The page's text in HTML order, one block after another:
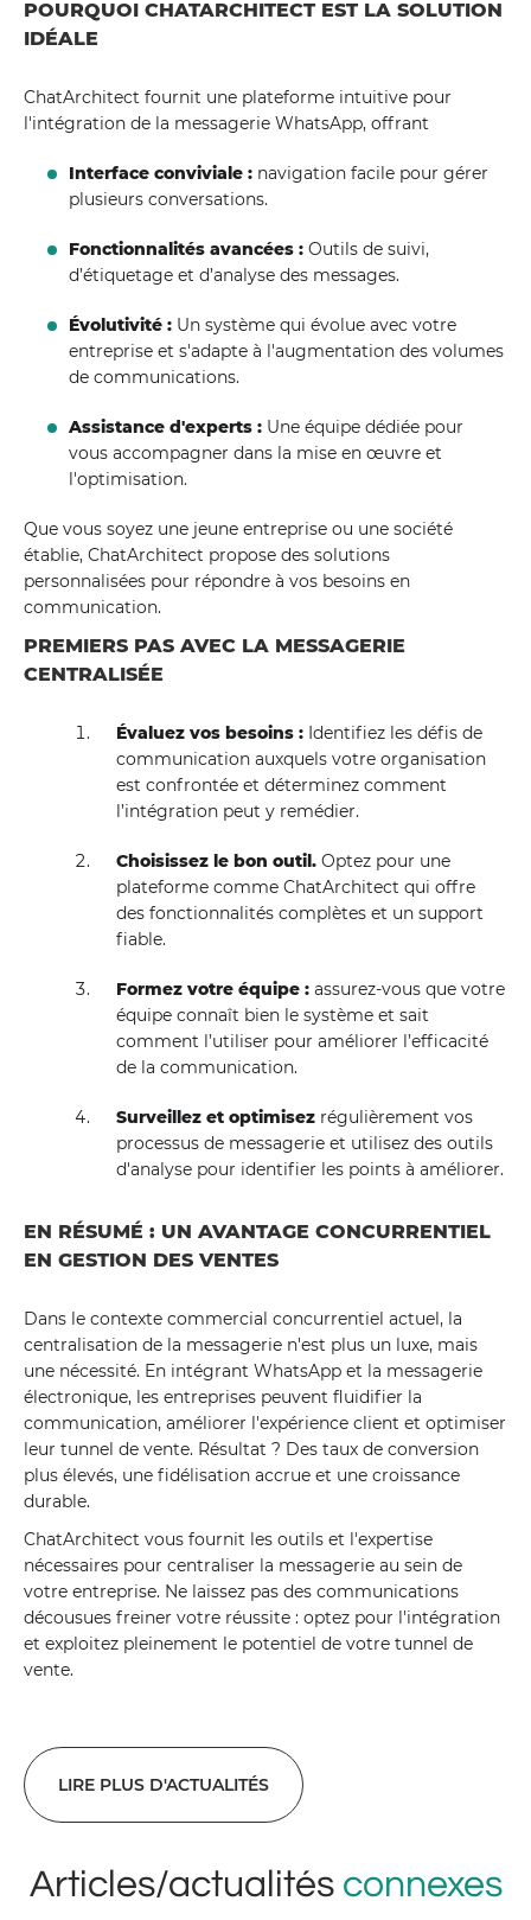
POURQUOI CHATARCHITECT EST LA SOLUTION
IDÉALE
ChatArchitect fournit une plateforme intuitive pour
l'intégration de la messagerie WhatsApp, offrant
Interface conviviale : navigation facile pour gérer
plusieurs conversations.
Fonctionnalités avancées : Outils de suivi,
d’étiquetage et d’analyse des messages.
Évolutivité : Un système qui évolue avec votre
entreprise et s'adapte à l'augmentation des volumes
de communications.
Assistance d'experts : Une équipe dédiée pour
vous accompagner dans la mise en œuvre et
l'optimisation.
Que vous soyez une jeune entreprise ou une société
établie, ChatArchitect propose des solutions
personnalisées pour répondre à vos besoins en
communication.
PREMIERS PAS AVEC LA MESSAGERIE
CENTRALISÉE
Évaluez vos besoins : Identifiez les défis de
communication auxquels votre organisation
est confrontée et déterminez comment
l’intégration peut y remédier.
Choisissez le bon outil. Optez pour une
plateforme comme ChatArchitect qui offre
des fonctionnalités complètes et un support
fiable.
Formez votre équipe : assurez-vous que votre
équipe connaît bien le système et sait
comment l’utiliser pour améliorer l’efficacité
de la communication.
Surveillez et optimisez régulièrement vos
processus de messagerie et utilisez des outils
d'analyse pour identifier les points à améliorer.
EN RÉSUMÉ : UN AVANTAGE CONCURRENTIEL
EN GESTION DES VENTES
Dans le contexte commercial concurrentiel actuel, la
centralisation de la messagerie n'est plus un luxe, mais
une nécessité. En intégrant WhatsApp et la messagerie
électronique, les entreprises peuvent fluidifier la
communication, améliorer l'expérience client et optimiser
leur tunnel de vente. Résultat ? Des taux de conversion
plus élevés, une fidélisation accrue et une croissance
durable.
ChatArchitect vous fournit les outils et l'expertise
nécessaires pour centraliser la messagerie au sein de
votre entreprise. Ne laissez pas des communications
décousues freiner votre réussite : optez pour l'intégration
et exploitez pleinement le potentiel de votre tunnel de
vente.
LIRE PLUS D'ACTUALITÉS
Articles/actualités connexes